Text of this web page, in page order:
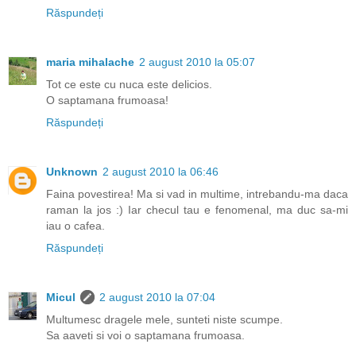
Răspundeți
maria mihalache 2 august 2010 la 05:07
Tot ce este cu nuca este delicios.
O saptamana frumoasa!
Răspundeți
Unknown 2 august 2010 la 06:46
Faina povestirea! Ma si vad in multime, intrebandu-ma daca
raman la jos :) Iar checul tau e fenomenal, ma duc sa-mi
iau o cafea.
Răspundeți
Micul
2 august 2010 la 07:04
Multumesc dragele mele, sunteti niste scumpe.
Sa aaveti si voi o saptamana frumoasa.